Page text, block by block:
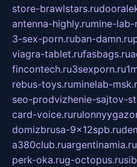
store-brawlstars.ru
antenna-highly.rumine-lab-
3-sex-porn.ruban-damn.ru
viagra-tablet.rufasbags.ru
fincontech.ru3sexporn.ru
rebus-toys.ruminelab-
seo-prodvizhenie-sajtov-
card-voice.ru
domizbrusa-9x12spb.ru
a380club.ruargentinamia.ru
perk-oka.rug-octopus.ru